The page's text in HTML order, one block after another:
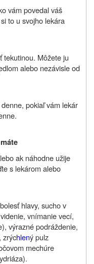
vám povedal váš
to u svojho lekára
tekutinou. Môžete ju
alebo nezávisle od
pokiaľ vám lekár
ak náhodne užije
s lekárom alebo
hlavy, sucho v
vnímanie vecí,
výrazné podráždenie,
zrýchlený pulz
mechúre